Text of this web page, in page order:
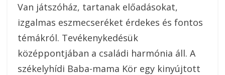
Van játszóház, tartanak előadásokat,
izgalmas eszmecseréket érdekes és fontos
témákról. Tevékenykedésük
középpontjában a családi harmónia áll. A
székelyhídi Baba-mama Kör egy kinyújtott